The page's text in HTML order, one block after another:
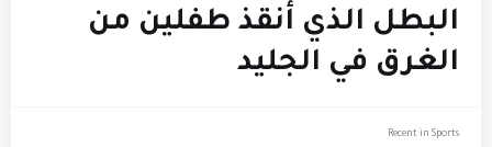
البطل الذي أنقذ طفلين من
الغرق في الجليد
Recent in Sports